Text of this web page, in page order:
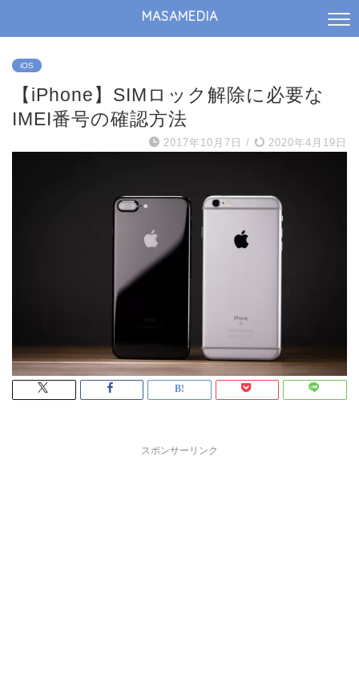
MASAMEDIA
iOS
【iPhone】SIMロック解除に必要な
IMEI番号の確認方法
2017年10月7日 / 2020年4月19日
スポンサーリンク